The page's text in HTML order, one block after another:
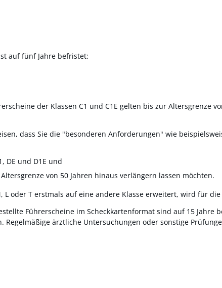
auf fünf Jahre befristet:
der Klassen C1 und C1E gelten bis zur Altersgrenze
dass Sie die "besonderen Anforderungen" wie
DE und D1E und
von 50 Jahren hinaus verlängern lassen möchten.
L oder T erstmals auf eine andere Klasse erweitert, wird für
Führerscheine im Scheckkartenformat sind auf 15
Regelmäßige ärztliche Untersuchungen oder sonstige